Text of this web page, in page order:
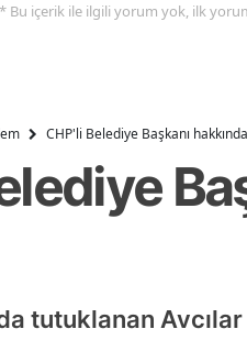
* Bu içerik ile ilgili yorum yok, ilk
CHP'li Belediye Başkanı
tutuklanan